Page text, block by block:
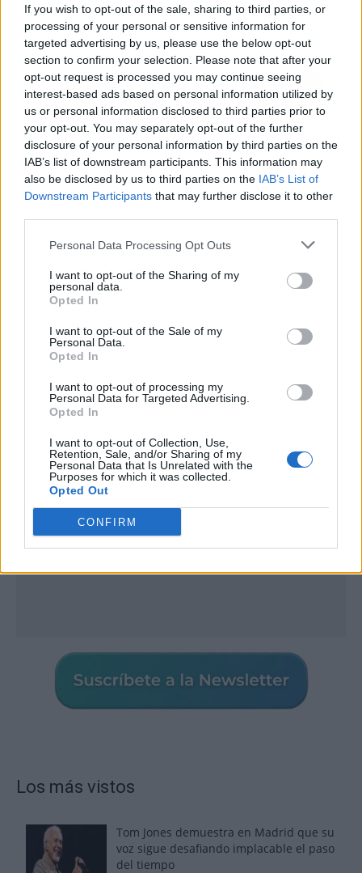
If you wish to opt-out of the sale, sharing to third parties, or
processing of your personal or sensitive information for
targeted advertising by us, please use the below opt-out
section to confirm your selection. Please note that after your
opt-out request is processed you may continue seeing
interest-based ads based on personal information utilized by
us or personal information disclosed to third parties prior to
your opt-out. You may separately opt-out of the further
disclosure of your personal information by third parties on the
IAB’s list of downstream participants. This information may
also be disclosed by us to third parties on the IAB’s List of
Downstream Participants that may further disclose it to other
Personal Data Processing Opt Outs
I want to opt-out of the Sharing of my
personal data.
Opted In
I want to opt-out of the Sale of my
Personal Data.
Opted In
I want to opt-out of processing my
Personal Data for Targeted Advertising.
Opted In
I want to opt-out of Collection, Use,
Retention, Sale, and/or Sharing of my
Personal Data that Is Unrelated with the
Purposes for which it was collected.
Opted Out
CONFIRM
Pintada celebra su XIII
Aniversario
305 millones hasta
junio, un 28,7% más
Publicidad
Los más vistos
Tom Jones demuestra en Madrid que su
voz sigue desafiando implacable el paso
del tiempo